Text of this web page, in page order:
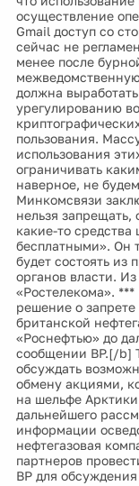
осуществление
Gmail доступ со
сейчас не
менее после
должна
урегулированию
пользования.
использования
ограничивать
наверное, не
Минкомсвязи
нельзя
какие-то
бесплатными». Он
будет состоять из
органов власти.
«Ростелекома».
решение о
британской
«Роснефтью» до
сообщении BP.[/b]
обсуждать
обмену акциями,
на шельфе
дальнейшего
информации
нефтегазовая
партнеров
BP для